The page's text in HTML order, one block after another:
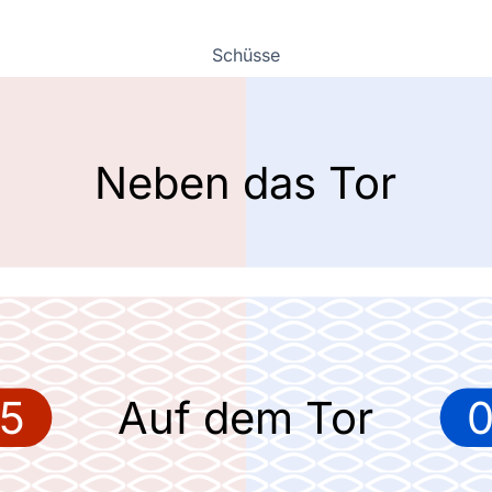
Schüsse
Neben das Tor
Auf dem Tor